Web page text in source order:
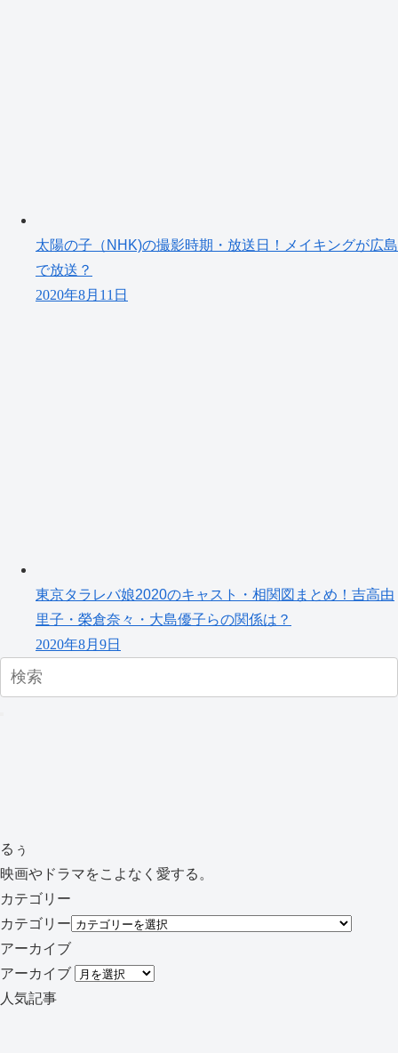
太陽の子（NHK)の撮影時期・放送日！メイキングが広島
で放送？
2020年8月11日
東京タラレバ娘2020のキャスト・相関図まとめ！吉高由
里子・榮倉奈々・大島優子らの関係は？
2020年8月9日
るぅ
映画やドラマをこよなく愛する。
カテゴリー
カテゴリー
アーカイブ
アーカイブ
人気記事